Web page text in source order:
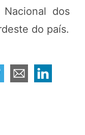
dos
do país.